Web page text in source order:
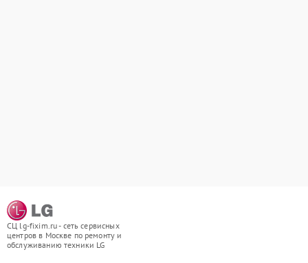
СЦ lg-fixim.ru - сеть сервисных
центров в Москве по ремонту и
обслуживанию техники LG